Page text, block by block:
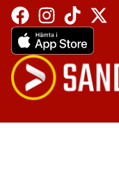
HÄMTA APPEN